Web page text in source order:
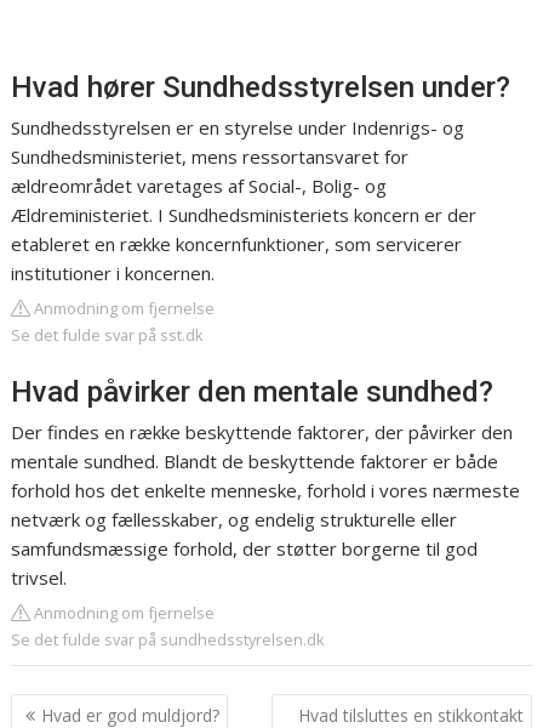
Hvad hører Sundhedsstyrelsen under?
Sundhedsstyrelsen er en styrelse under Indenrigs- og
Sundhedsministeriet, mens ressortansvaret for
ældreområdet varetages af Social-, Bolig- og
Ældreministeriet. I Sundhedsministeriets koncern er der
etableret en række koncernfunktioner, som servicerer
institutioner i koncernen.
Anmodning om fjernelse
Se det fulde svar på sst.dk
Hvad påvirker den mentale sundhed?
Der findes en række beskyttende faktorer, der påvirker den
mentale sundhed. Blandt de beskyttende faktorer er både
forhold hos det enkelte menneske, forhold i vores nærmeste
netværk og fællesskaber, og endelig strukturelle eller
samfundsmæssige forhold, der støtter borgerne til god
trivsel.
Anmodning om fjernelse
Se det fulde svar på sundhedsstyrelsen.dk
Indlægsnavigation
Hvad er god muldjord?
Hvad tilsluttes en stikkontakt